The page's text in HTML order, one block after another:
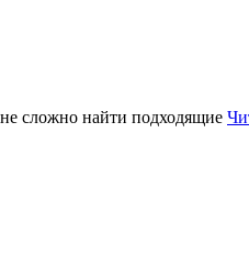
сложно найти подходящие